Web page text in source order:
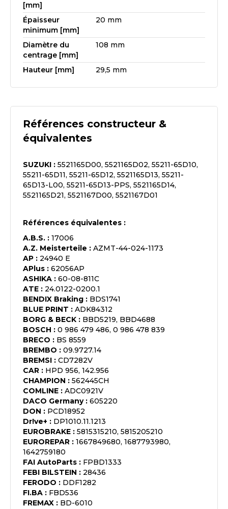
[mm]
Épaisseur
minimum [mm]
20 mm
Diamètre du
centrage [mm]
108 mm
Hauteur [mm] 29,5 mm
Références constructeur &
équivalentes
SUZUKI : 5521165D00, 5521165D02, 55211-65D10,
55211-65D11, 55211-65D12, 5521165D13, 55211-
65D13-L00, 55211-65D13-PPS, 5521165D14,
5521165D21, 5521167D00, 5521167D01
Références équivalentes :
A.B.S. : 17006
A.Z. Meisterteile : AZMT-44-024-1173
AP : 24940 E
APlus : 62056AP
ASHIKA : 60-08-811C
ATE : 24.0122-0200.1
BENDIX Braking : BDS1741
BLUE PRINT : ADK84312
BORG & BECK : BBD5219, BBD4688
BOSCH : 0 986 479 486, 0 986 478 839
BRECO : BS 8559
BREMBO : 09.9727.14
BREMSI : CD7282V
CAR : HPD 956, 142.956
CHAMPION : 562445CH
COMLINE : ADC0921V
DACO Germany: 605220
DON : PCD18952
Dr!ve+ : DP1010.11.1213
EUROBRAKE : 5815315210, 5815205210
EUROREPAR : 1667849680, 1687793980,
1642759180
FAI AutoParts : FPBD1333
FEBI BILSTEIN : 28436
FERODO : DDF1282
FI.BA : FBD536
FREMAX : BD-6010